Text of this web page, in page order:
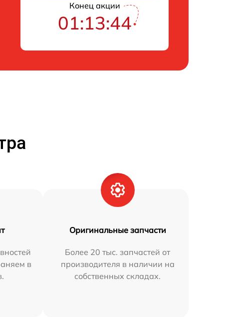
Конец акции
01:13:43
в
Оригинальные запчасти
Более 20 тыс. запчастей от
производителя в наличии на
собственных складах.